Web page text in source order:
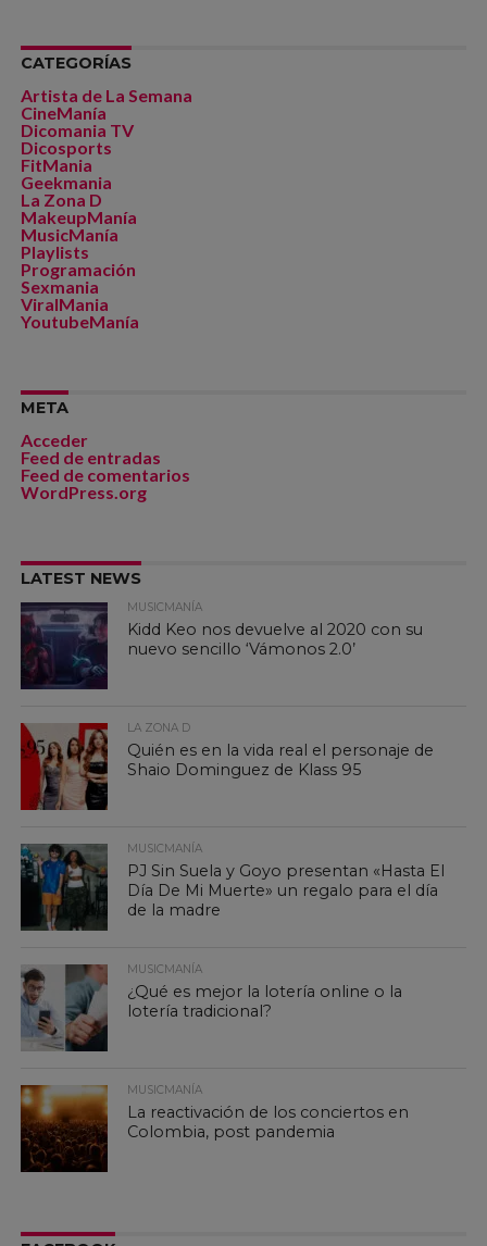
CATEGORÍAS
Artista de La Semana
CineManía
Dicomania TV
Dicosports
FitMania
Geekmania
La Zona D
MakeupManía
MusicManía
Playlists
Programación
Sexmania
ViralMania
YoutubeManía
META
Acceder
Feed de entradas
Feed de comentarios
WordPress.org
LATEST NEWS
MUSICMANÍA
Kidd Keo nos devuelve al 2020 con su
nuevo sencillo ‘Vámonos 2.0’
LA ZONA D
Quién es en la vida real el personaje de
Shaio Dominguez de Klass 95
MUSICMANÍA
PJ Sin Suela y Goyo presentan «Hasta El
Día De Mi Muerte» un regalo para el día
de la madre
MUSICMANÍA
¿Qué es mejor la lotería online o la
lotería tradicional?
MUSICMANÍA
La reactivación de los conciertos en
Colombia, post pandemia